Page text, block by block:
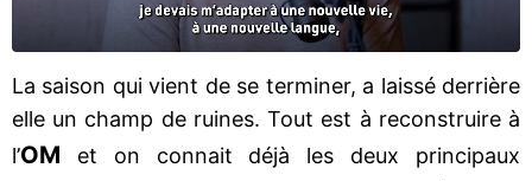
La saison qui vient de se terminer, a laissé derrière
elle un champ de ruines. Tout est à reconstruire à
l’OM et on connait déjà les deux principaux